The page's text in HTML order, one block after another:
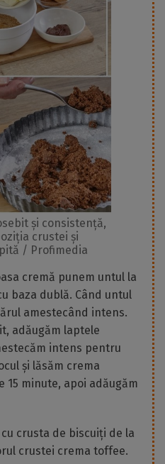
și consistență,
crustei și
/ Profimedia
cremă punem untul la
baza dublă. Când untul
amestecând intens.
adăugăm laptele
intens pentru
și lăsăm crema
15 minute, apoi adăugăm
crusta de biscuiți de la
crustei crema toffee.